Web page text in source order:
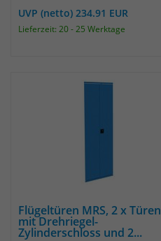
UVP (netto) 234.91 EUR
Lieferzeit: 20 - 25 Werktage
Flügeltüren MRS, 2 x Türen
mit Drehriegel-
Zylinderschloss und 2...